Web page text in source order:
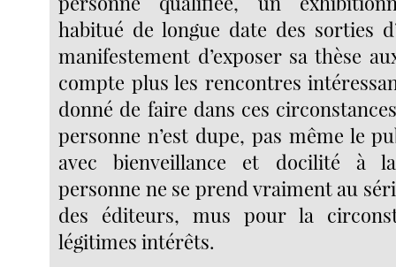
habitué de longue date des sorties
manifestement d’exposer sa thèse
compte plus les rencontres
donné de faire dans ces
personne n’est dupe, pas même le
avec bienveillance et docilité à
personne ne se prend vraiment au
des éditeurs, mus pour la
légitimes intérêts.